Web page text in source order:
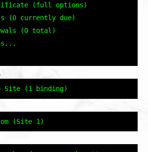
(full options)
(0 currently due)
(0 total)
Site (1 binding)
(Site 1)